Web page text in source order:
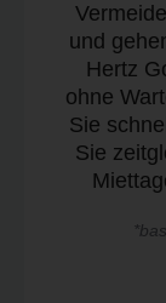
und
Hertz
ohne
Sie
Sie